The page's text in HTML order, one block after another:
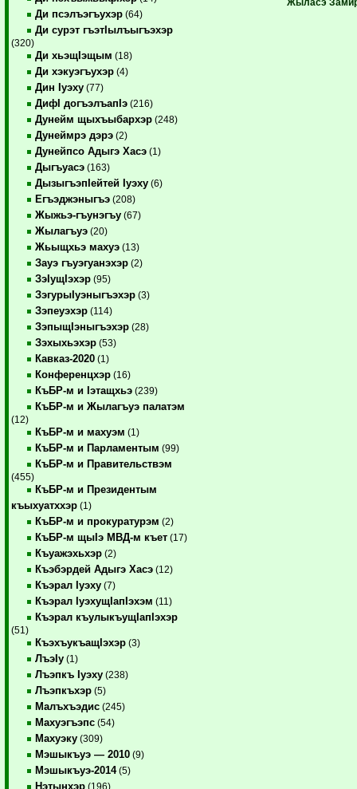
Ди псэлъэгъухэр (64)
Ди сурэт гъэтIылъыгъэхэр
(320)
Ди хьэщIэщым (18)
Ди хэкуэгъухэр (4)
Дин Iуэху (77)
ДифI догъэлъапIэ (216)
Дунейм щыхъыбархэр (248)
Дунеймрэ дэрэ (2)
Дунейпсо Адыгэ Хасэ (1)
Дыгъуасэ (163)
ДызыгъэпIейтей Iуэху (6)
Егъэджэныгъэ (208)
Жыжьэ-гъунэгъу (67)
Жылагъуэ (20)
Жьыщхьэ махуэ (13)
Зауэ гъуэгуанэхэр (2)
ЗэIущIэхэр (95)
ЗэгурыIуэныгъэхэр (3)
Зэпеуэхэр (114)
ЗэпыщIэныгъэхэр (28)
Зэхыхьэхэр (53)
Кавказ-2020 (1)
Конференцхэр (16)
КъБР-м и Iэтащхьэ (239)
КъБР-м и Жылагъуэ палатэм
(12)
КъБР-м и махуэм (1)
КъБР-м и Парламентым (99)
КъБР-м и Правительствэм
(455)
КъБР-м и Президентым
къыхуатххэр (1)
КъБР-м и прокуратурэм (2)
КъБР-м щыIэ МВД-м къет (17)
Къуажэхьхэр (2)
Къэбэрдей Адыгэ Хасэ (12)
Къэрал Iуэху (7)
Къэрал IуэхущIапIэхэм (11)
Къэрал къулыкъущIапIэхэр
(51)
КъэхъукъащIэхэр (3)
ЛъэIу (1)
Лъэпкъ Iуэху (238)
Лъэпкъхэр (5)
Малъхъэдис (245)
Махуэгъэпс (54)
Махуэку (309)
Мэшыкъуэ — 2010 (9)
Мэшыкъуэ-2014(5)
Нэтынхэр (196)